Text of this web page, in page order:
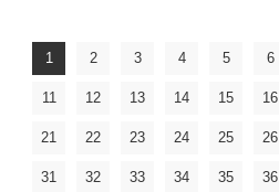
1 2 3 4 5 6
11 12 13 14 15 16
21 22 23 24 25 26
31 32 33 34 35 36